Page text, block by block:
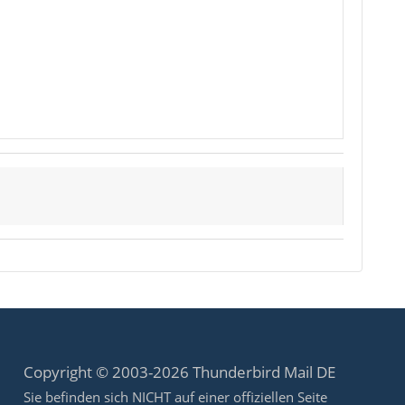
Copyright © 2003-2026 Thunderbird Mail DE
Sie befinden sich NICHT auf einer offiziellen Seite